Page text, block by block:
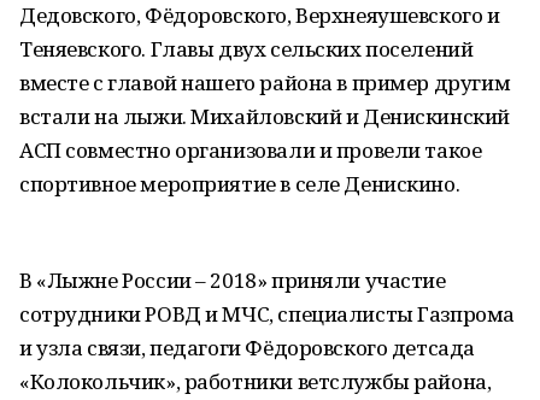
Дедовского, Фёдоровского, Верхнеяушевского и
Теняевского. Главы двух сельских поселений
вместе с главой нашего района в пример другим
встали на лыжи. Михайловский и Денискинский
АСП совместно организовали и провели такое
спортивное мероприятие в селе Денискино.
В «Лыжне России – 2018» приняли участие
сотрудники РОВД и МЧС, специалисты Газпрома
и узла связи, педагоги Фёдоровского детсада
«Колокольчик», работники ветслужбы района,